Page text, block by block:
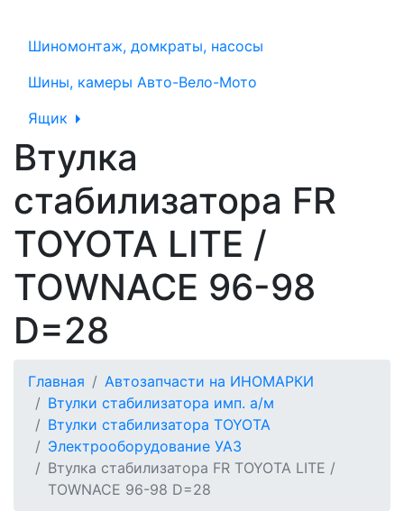
Шиномонтаж, домкраты, насосы
Шины, камеры Авто-Вело-Мото
Ящик
Втулка
стабилизатора FR
TOYOTA LITE /
TOWNACE 96-98
D=28
Главная
Автозапчасти на ИНОМАРКИ
Втулки стабилизатора имп. а/м
Втулки стабилизатора TOYOTA
Электрооборудование УАЗ
Втулка стабилизатора FR TOYOTA LITE /
TOWNACE 96-98 D=28